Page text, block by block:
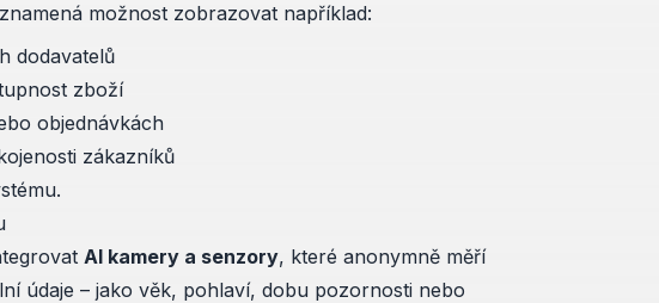
možnost zobrazovat například:
dodavatelů
zboží
objednávkách
zákazníků
AI kamery a senzory, které anonymně měří
údaje – jako věk, pohlaví, dobu pozornosti nebo